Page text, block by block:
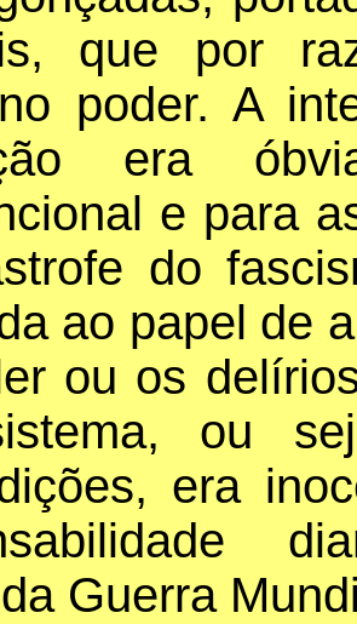
que por
poder. A
era
e para
do
ao papel de
ou os
ou
era
Guerra